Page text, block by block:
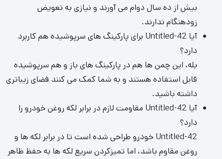
بیش از ده سال دوام می آورند و نیازی به تعویض
زودهنگام ندارند.
آیا Untitled-42 برای پارکینگ های سرپوشیده هم کاربرد
دارد؟
بله، این چمن ها هم در پارکینگ های باز و هم سرپوشیده
قابل استفاده هستند و به شما کمک می کنند فضای زیباتری
داشته باشید.
آیا Untitled-42 مقاومت لازم در برابر لکه روغن خودرو را
دارد؟
Untitled-42 خودرو طراحی شده است تا در برابر لکه ها و
روغن مقاوم باشد، اما تمیزکردن سریع لکه ها به حفظ ظاهر